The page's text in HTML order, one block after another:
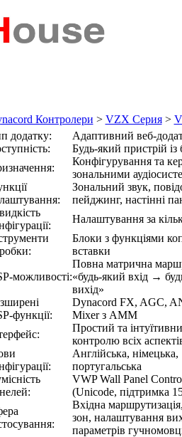
Контролери > VZX Серия >
додатку:
Адаптивний
Будь‑який пристрій із
Конфігурування та
зональними
Зональний звук,
пейджинг, настінні
Налаштування за
Блоки з функціями
вставки
Повна матрична
«будь‑який вхід →
вихід»
Dynacord FX, AGC,
Mixer з AMM
Простий та
контролю всіх
Англійська, німецька,
португальська
VWP Wall Panel
(Unicode, підтримка
Вхідна
зон, налаштування
параметрів